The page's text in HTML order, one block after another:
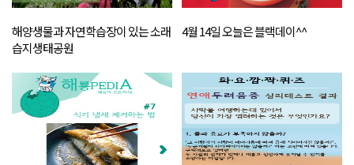
해양생물과 자연학습장이 있는 소래
습지생태공원
4월 14일 오늘은 블랙데이^^